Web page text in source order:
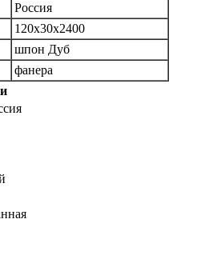
Россия
120х30х2400
шпон Дуб
фанера